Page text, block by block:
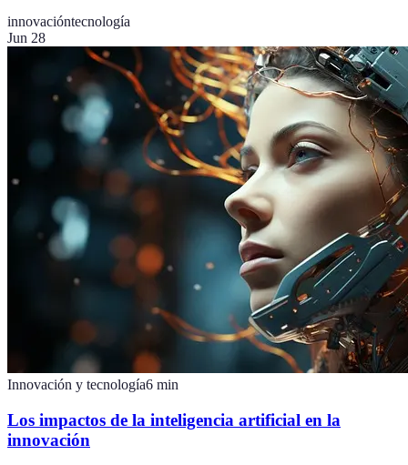
innovacióntecnología
Jun 28
Innovación y tecnología6 min
Los impactos de la inteligencia artificial en la
innovación